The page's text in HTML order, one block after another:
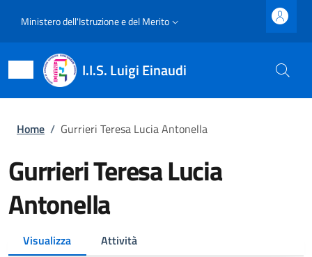
Slim top
Ministero dell'Istruzione e del Merito
I.I.S. Luigi Einaudi
Briciole di pane
Home / Gurrieri Teresa Lucia Antonella
Gurrieri Teresa Lucia
Antonella
Primary tabs
Visualizza Attività